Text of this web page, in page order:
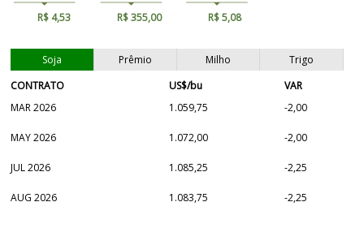
R$ 4,53 R$ 355,00 R$ 5,08
Soja Prêmio Milho
Trigo
CONTRATO
US$/bu
VAR
MAR 2026
1.059,75 -2,00
MAY 2026 1.072,00 -2,00
JUL 2026 1.085,25 -2,25
AUG 2026 1.083,75 -2,25